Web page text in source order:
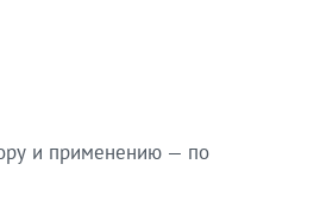
и применению — по